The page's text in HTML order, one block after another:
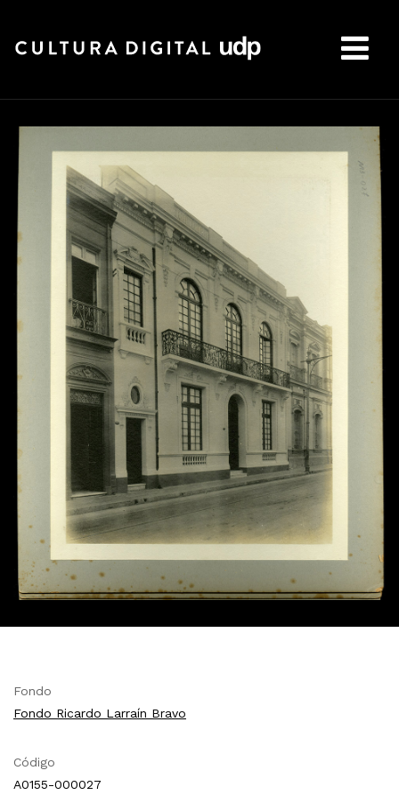
Fondo
Fondo Ricardo Larraín Bravo
Código
A0155-000027